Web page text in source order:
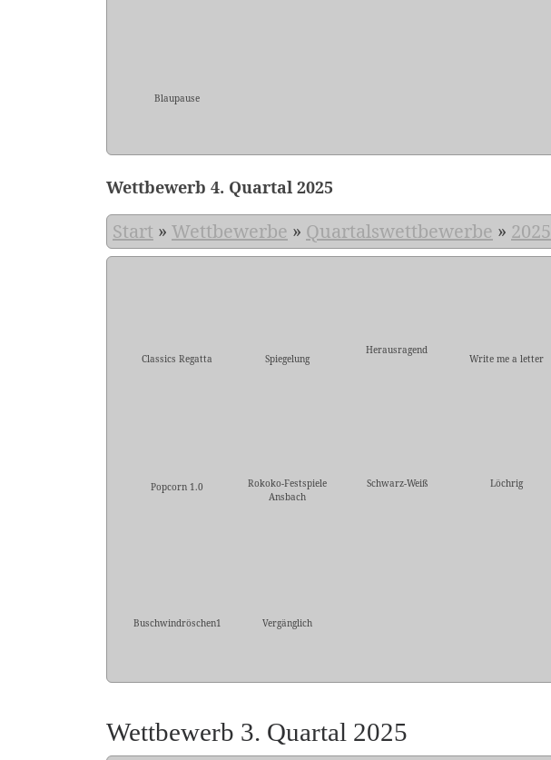
Blaupause
Wettbewerb 4. Quartal 2025
Start » Wettbewerbe » Quartalswettbewerbe » 2025
Classics Regatta Spiegelung
Herausragend
Write me a letter
Popcorn 1.0
Rokoko-Festspiele
Ansbach
Schwarz-Weiß
Löchrig
Buschwindröschen1 Vergänglich
Wettbewerb 3. Quartal 2025